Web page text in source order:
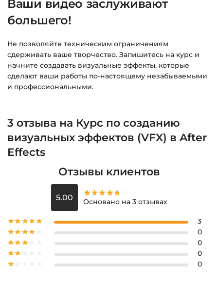
Ваши видео заслуживают
большего!
Не позволяйте техническим ограничениям
сдерживать ваше творчество. Запишитесь на курс и
начните создавать визуальные эффекты, которые
сделают ваши работы по-настоящему незабываемыми
и профессиональными.
3 отзыва на Курс по созданию
визуальных эффектов (VFX) в After
Effects
Отзывы клиентов
5.00 Основано на 3 отзывах
3
0
0
0
0